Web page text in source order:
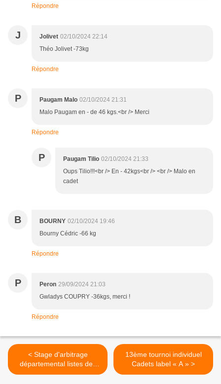
Répondre
J Jolivet 02/10/2024 22:14
Théo Jolivet -73kg
Répondre
P Paugam Malo 02/10/2024 21:31
Malo Paugam en - de 46 kgs.<br /> Merci
Répondre
P Paugam Tilio 02/10/2024 21:33
Oups Tilio!!!<br /> En - 42kgs<br /> <br /> Malo en
cadet
B BOURNY 02/10/2024 19:46
Bourny Cédric -66 kg
Répondre
P Peron 29/09/2024 21:03
Gwladys COUPRY -36kgs, merci !
Répondre
< Stage d'arbitrage
départemental listes des
officiels d'au moins 2 ans
13ème tournoi individuel
Cadets label « A » >